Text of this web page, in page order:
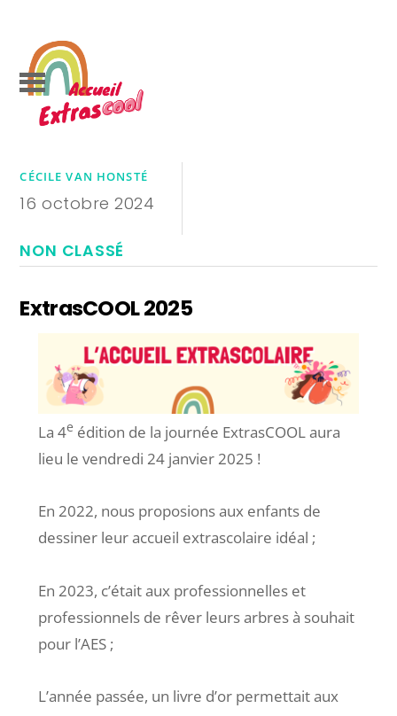
CÉCILE VAN HONSTÉ
16 octobre 2024
NON CLASSÉ
ExtrasCOOL 2025
La 4e édition de la journée ExtrasCOOL aura
lieu le vendredi 24 janvier 2025 !
En 2022, nous proposions aux enfants de
dessiner leur accueil extrascolaire idéal ;
En 2023, c’était aux professionnelles et
professionnels de rêver leurs arbres à souhait
pour l’AES ;
L’année passée, un livre d’or permettait aux